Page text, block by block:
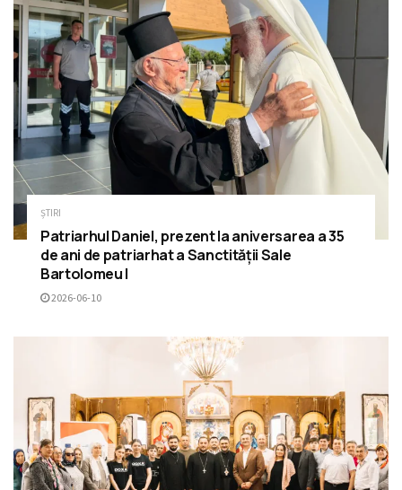
ȘTIRI
Patriarhul Daniel, prezent la aniversarea a 35
de ani de patriarhat a Sanctității Sale
Bartolomeu I
2026-06-10